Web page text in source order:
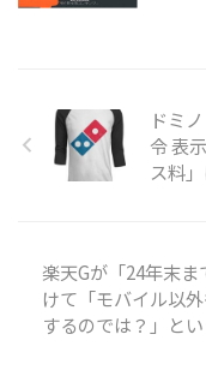
ドミ
令 表
ス料
楽天Gが「24年末
けて「モバイル以
するのでは？」と